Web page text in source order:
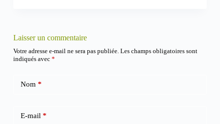
Laisser un commentaire
Votre adresse e-mail ne sera pas publiée. Les champs obligatoires sont
indiqués avec *
Nom*
E-mail*